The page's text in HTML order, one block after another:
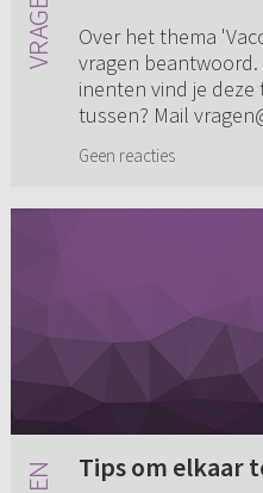
Over het thema
vragen beantwoord. In dit dossier rond
inenten vind je deze terug. Staat je vraag er niet
tussen? Mail vragen@refoweb.nl of stel hem
Geen reacties
Tips om elkaar